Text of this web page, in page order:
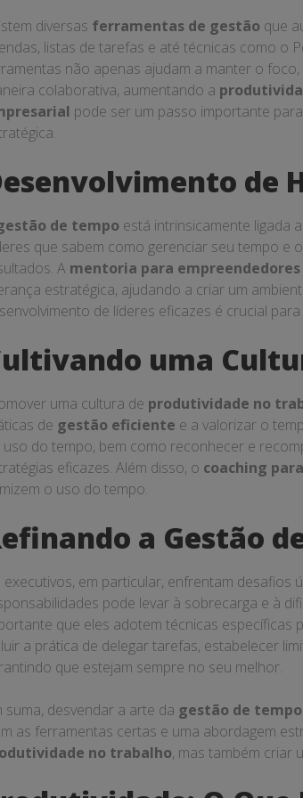
diversas ferramentas de gestão que
listas de tarefas e até técnicas como o
não apenas ajudam a manter o
colaborativa, aumentando a
pode ser um passo importante
de
de tempo está intrinsicamente ligada
que sabem como gerenciar seu tempo e
A mentoria para empreendedores
estratégica, ajudando a criar um
de líderes eficazes é crucial
uma
uma cultura de produtividade no
de gestão eficiente e a valorizar o
uso do tempo, bem como reconhecer e
eficazes. Além disso, o coaching
o uso do tempo.
a Gestão
executivos, em particular, enfrentam desafios
pode levar à sobrecarga e à
que eles adotem técnicas específicas
a prática de delegar tarefas, estabelecer
que estejam sempre no seu melhor.
suma, desvendar a arte da gestão de tempo
as ferramentas certas e uma abordagem
no trabalho, mas também criar